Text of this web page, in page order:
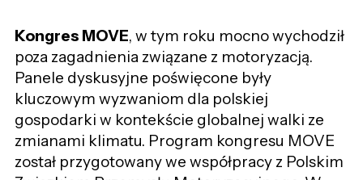
Kongres MOVE, w tym roku mocno wychodził
poza zagadnienia związane z motoryzacją.
Panele dyskusyjne poświęcone były
kluczowym wyzwaniom dla polskiej
gospodarki w kontekście globalnej walki ze
zmianami klimatu. Program kongresu MOVE
został przygotowany we współpracy z Polskim